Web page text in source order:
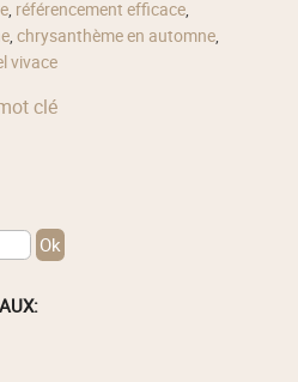
, référencement efficace,
,chrysanthème en automne,
vivace
clé